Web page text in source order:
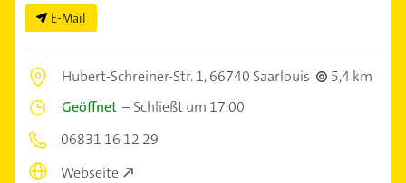
E-Mail
Hubert-Schreiner-Str. 1,66740 Saarlouis
5,4 km
Geöffnet –Schließt um 17:00
06831 16 12 29
Webseite